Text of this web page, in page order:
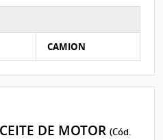
CAMION
DE MOTOR(Cód.